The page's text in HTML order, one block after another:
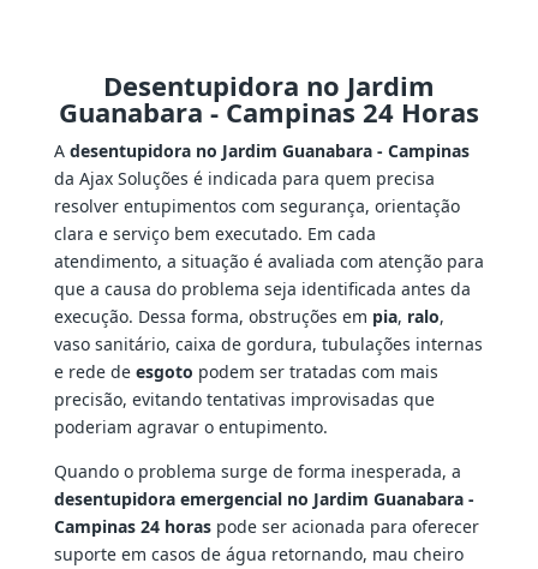
Desentupidora no Jardim
Guanabara - Campinas 24 Horas
A desentupidora no Jardim Guanabara - Campinas
da Ajax Soluções é indicada para quem precisa
resolver entupimentos com segurança, orientação
clara e serviço bem executado. Em cada
atendimento, a situação é avaliada com atenção para
que a causa do problema seja identificada antes da
execução. Dessa forma, obstruções em pia, ralo,
vaso sanitário, caixa de gordura, tubulações internas
e rede de esgoto podem ser tratadas com mais
precisão, evitando tentativas improvisadas que
poderiam agravar o entupimento.
Quando o problema surge de forma inesperada, a
desentupidora emergencial no Jardim Guanabara -
Campinas 24 horaspode ser acionada para oferecer
suporte em casos de água retornando, mau cheiro